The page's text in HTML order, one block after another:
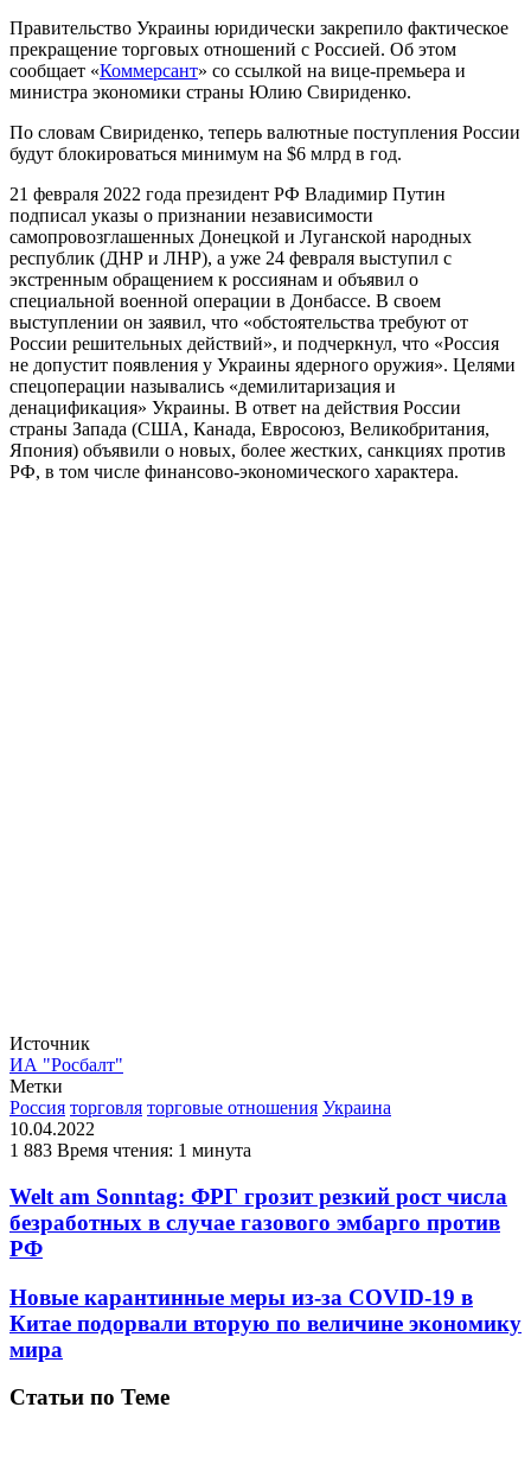
Правительство Украины юридически закрепило фактическое
прекращение торговых отношений с Россией. Об этом
сообщает «Коммерсант» со ссылкой на вице-премьера и
министра экономики страны Юлию Свириденко.
По словам Свириденко, теперь валютные поступления России
будут блокироваться минимум на $6 млрд в год.
21 февраля 2022 года президент РФ Владимир Путин
подписал указы о признании независимости
самопровозглашенных Донецкой и Луганской народных
республик (ДНР и ЛНР), а уже 24 февраля выступил с
экстренным обращением к россиянам и объявил о
специальной военной операции в Донбассе. В своем
выступлении он заявил, что «обстоятельства требуют от
России решительных действий», и подчеркнул, что «Россия
не допустит появления у Украины ядерного оружия». Целями
спецоперации назывались «демилитаризация и
денацификация» Украины. В ответ на действия России
страны Запада (США, Канада, Евросоюз, Великобритания,
Япония) объявили о новых, более жестких, санкциях против
РФ, в том числе финансово-экономического характера.
Источник
ИА "Росбалт"
Метки
Россия торговля торговые отношения Украина
10.04.2022
1 883 Время чтения: 1 минута
Welt am Sonntag: ФРГ грозит резкий рост числа
безработных в случае газового эмбарго против
РФ
Новые карантинные меры из-за COVID-19 в
Китае подорвали вторую по величине экономику
мира
Статьи по Теме